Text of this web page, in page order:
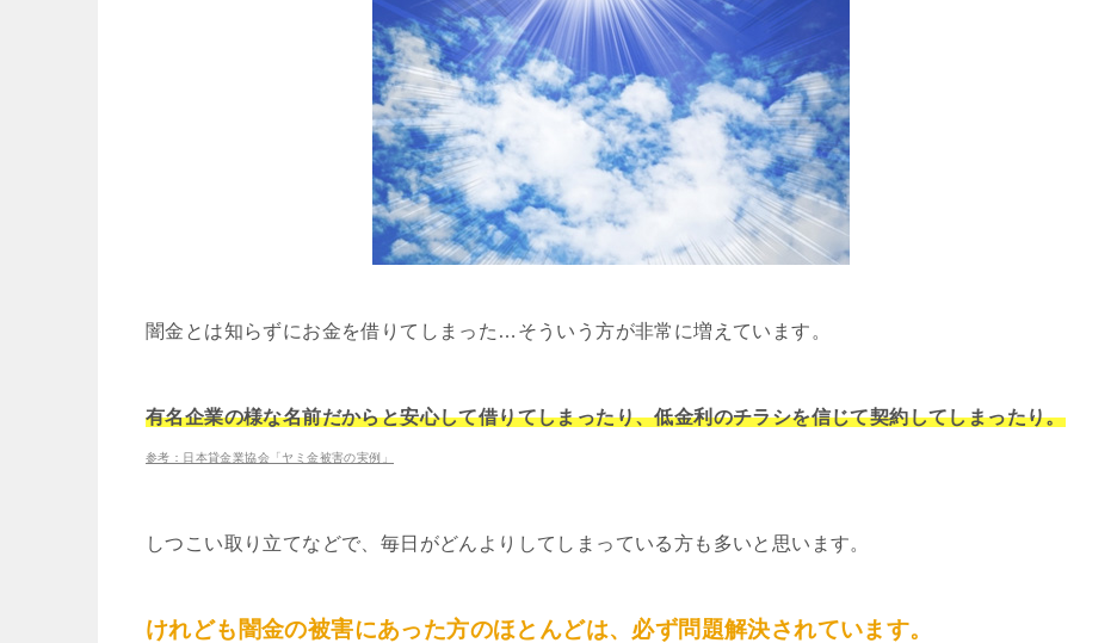
闇金とは知らずにお金を借りてしまった…そういう方が非常に増えています。
有名企業の様な名前だからと安心して借りてしまったり、低金利のチラシを信じて契約してしまったり。
参考：日本貸金業協会「ヤミ金被害の実例」
しつこい取り立てなどで、毎日がどんよりしてしまっている方も多いと思います。
けれども闇金の被害にあった方のほとんどは、必ず問題解決されています。